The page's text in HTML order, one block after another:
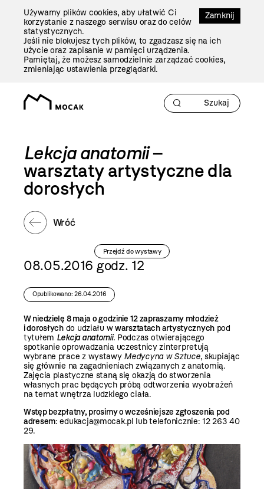
Zamknij
Używamy plików cookies, aby ułatwić Ci
korzystanie z naszego serwisu oraz do celów
statystycznych.
Jeśli nie blokujesz tych plików, to zgadzasz się na ich
użycie oraz zapisanie w pamięci urządzenia.
Pamiętaj, że możesz samodzielnie zarządzać cookies,
zmieniając ustawienia przeglądarki.
Lekcja anatomii–
warsztaty artystyczne dla
dorosłych
Wróć
Przejdź do wystawy
08.05.2016 godz. 12
Opublikowano: 26.04.2016
W niedzielę 8 maja o godzinie 12 zapraszamy młodzież
i dorosłychdo udziału wwarsztatach artystycznych pod
tytułem Lekcja anatomii. Podczas otwierającego
spotkanie oprowadzania uczestnicy zinterpretują
wybrane prace z wystawy Medycyna w Sztuce, skupiając
się głównie na zagadnieniach związanych z anatomią.
Zajęcia plastyczne staną się okazją do stworzenia
własnych prac będących próbą odtworzenia wyobrażeń
na temat wnętrza ludzkiego ciała.
Wstęp bezpłatny, prosimy o wcześniejsze zgłoszenia pod
adresem: edukacja@mocak.pl lub telefonicznie: 12 263 40
29.